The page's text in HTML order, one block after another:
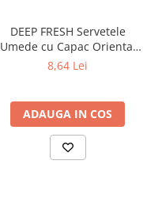
DEEP FRESH Servetele
Umede cu Capac Oriental
AMBER 120 buc
8,64 Lei
ADAUGA IN COS